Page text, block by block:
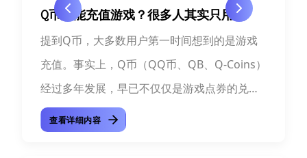
Q币只能充值游戏？很多人其实只用到
提到Q币，大多数用户第一时间想到的是游戏
充值。事实上，Q币（QQ币、QB、Q-Coins）
经过多年发展，早已不仅仅是游戏点券的兑换
工具，而是腾讯生态中重要的数字消费媒介。
对于经常使...
查看详细内容